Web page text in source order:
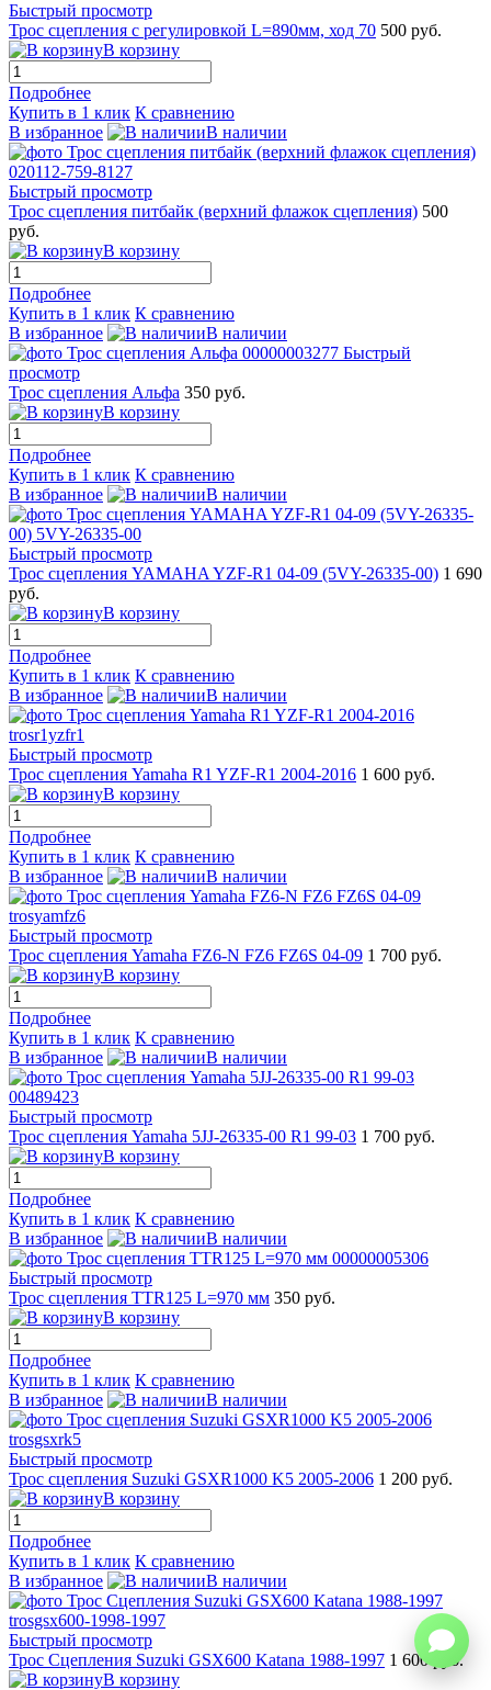
Быстрый просмотр
Трос сцепления с регулировкой L=890мм, ход 70 500 руб.
В корзину
Подробнее
Купить в 1 клик К сравнению
В избранное
В наличии
Быстрый просмотр
Трос сцепления питбайк (верхний флажок сцепления) 500
руб.
В корзину
Подробнее
Купить в 1 клик К сравнению
В избранное
В наличии
Быстрый
просмотр
Трос сцепления Альфа 350 руб.
В корзину
Подробнее
Купить в 1 клик К сравнению
В избранное
В наличии
Быстрый просмотр
Трос сцепления YAMAHA YZF-R1 04-09 (5VY-26335-00) 1 690
руб.
В корзину
Подробнее
Купить в 1 клик К сравнению
В избранное
В наличии
Быстрый просмотр
Трос сцепления Yamaha R1 YZF-R1 2004-2016 1 600 руб.
В корзину
Подробнее
Купить в 1 клик К сравнению
В избранное
В наличии
Быстрый просмотр
Трос сцепления Yamaha FZ6-N FZ6 FZ6S 04-09 1 700 руб.
В корзину
Подробнее
Купить в 1 клик К сравнению
В избранное
В наличии
Быстрый просмотр
Трос сцепления Yamaha 5JJ-26335-00 R1 99-03 1 700 руб.
В корзину
Подробнее
Купить в 1 клик К сравнению
В избранное
В наличии
Быстрый просмотр
Трос сцепления TTR125 L=970 мм 350 руб.
В корзину
Подробнее
Купить в 1 клик К сравнению
В избранное
В наличии
Быстрый просмотр
Трос сцепления Suzuki GSXR1000 K5 2005-2006 1 200 руб.
В корзину
Подробнее
Купить в 1 клик К сравнению
В избранное
В наличии
Быстрый просмотр
Трос Сцепления Suzuki GSX600 Katana 1988-1997 1 600 руб.
В корзину